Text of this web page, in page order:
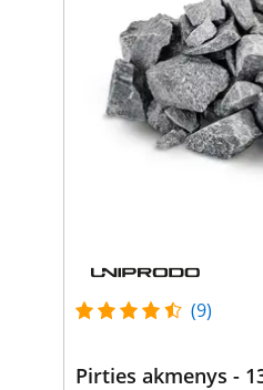
(9)
Pirties akmenys -